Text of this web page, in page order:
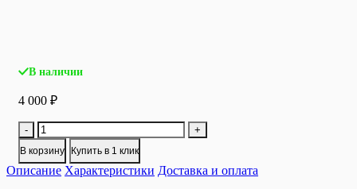
В наличии
4 000 ₽
-
Количество
товара
Ручной
2D
+
В корзину Купить в 1 клик
Описание Характеристики Доставка и оплата